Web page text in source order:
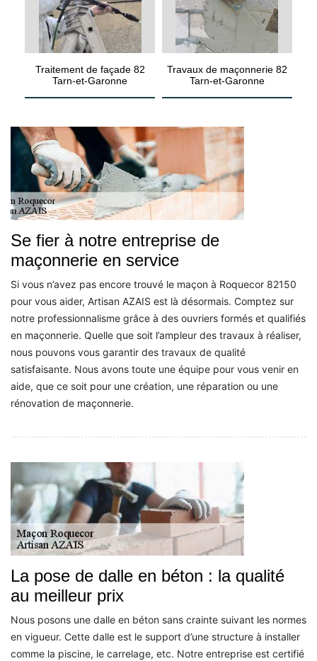
Traitement de façade 82
Tarn-et-Garonne
Travaux de maçonnerie 82
Tarn-et-Garonne
Se fier à notre entreprise de
maçonnerie en service
Si vous n’avez pas encore trouvé le maçon à Roquecor 82150
pour vous aider, Artisan AZAIS est là désormais. Comptez sur
notre professionnalisme grâce à des ouvriers formés et qualifiés
en maçonnerie. Quelle que soit l’ampleur des travaux à réaliser,
nous pouvons vous garantir des travaux de qualité
satisfaisante. Nous avons toute une équipe pour vous venir en
aide, que ce soit pour une création, une réparation ou une
rénovation de maçonnerie.
La pose de dalle en béton : la qualité
au meilleur prix
Nous posons une dalle en béton sans crainte suivant les normes
en vigueur. Cette dalle est le support d’une structure à installer
comme la piscine, le carrelage, etc. Notre entreprise est certifié